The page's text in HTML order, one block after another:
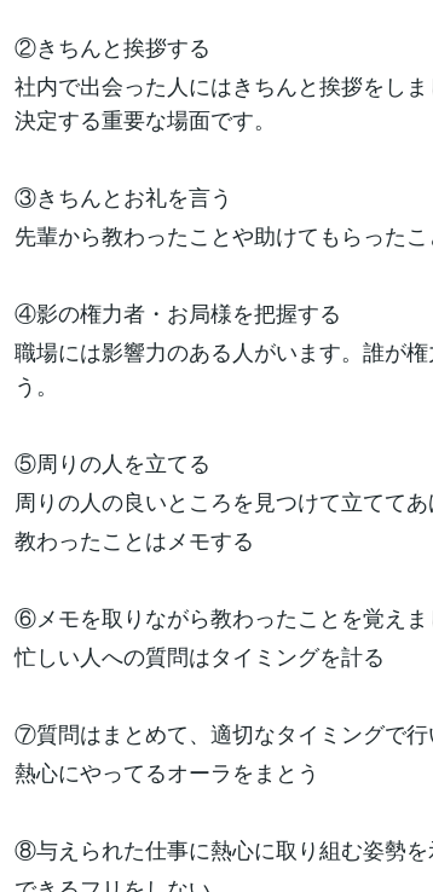
②きちんと挨拶する
社内で出会った人にはきちんと挨拶をし
決定する重要な場面です。
③きちんとお礼を言う
先輩から教わったことや助けてもらったこ
④影の権力者・お局様を把握する
職場には影響力のある人がいます。誰が
う。
⑤周りの人を立てる
周りの人の良いところを見つけて立ててあ
教わったことはメモする
⑥メモを取りながら教わったことを覚えま
忙しい人への質問はタイミングを計る
⑦質問はまとめて、適切なタイミングで行
熱心にやってるオーラをまとう
⑧与えられた仕事に熱心に取り組む姿勢を